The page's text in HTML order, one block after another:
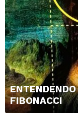
FIBONACCI